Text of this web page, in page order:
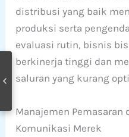
distribusi yang baik
produksi serta
evaluasi rutin, bisnis
berkinerja tinggi dan
saluran yang kurang
Manajemen Pemasaran
Komunikasi Merek